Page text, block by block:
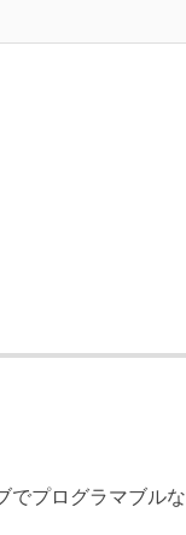
でプログラマブル